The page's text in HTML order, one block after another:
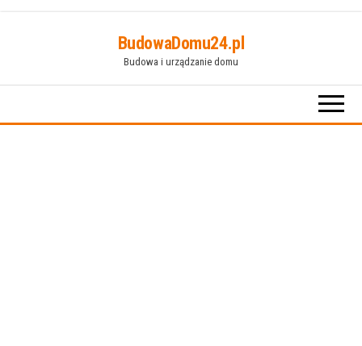
BudowaDomu24.pl
Budowa i urządzanie domu